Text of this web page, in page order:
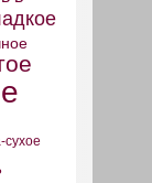
сухое